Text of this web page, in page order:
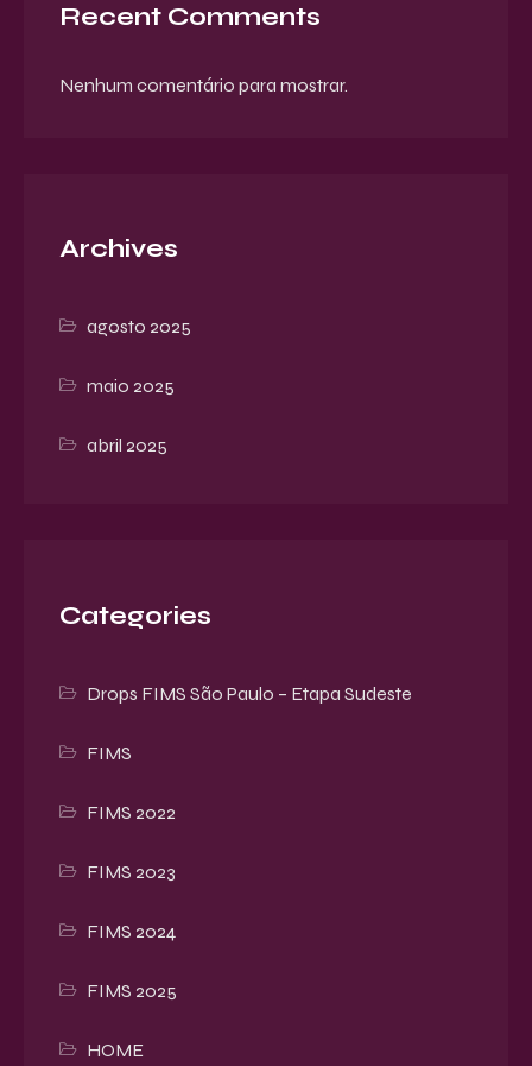
Recent Comments
Nenhum comentário para mostrar.
Archives
agosto 2025
maio 2025
abril 2025
Categories
Drops FIMS São Paulo – Etapa Sudeste
FIMS
FIMS 2022
FIMS 2023
FIMS 2024
FIMS 2025
HOME